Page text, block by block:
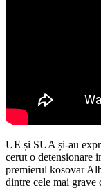
UE și SUA și-au
cerut o detensionare
premierul kosovar
dintre cele mai